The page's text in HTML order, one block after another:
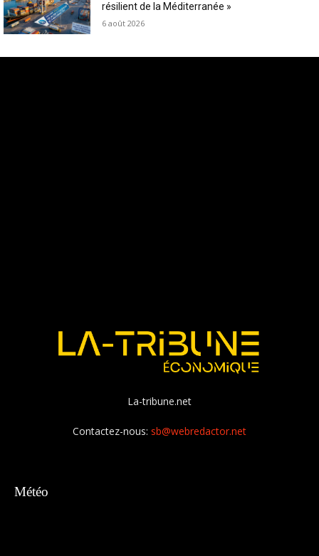
résilient de la Méditerranée »
6 août 2026
La-tribune.net
Contactez-nous: sb@webredactor.net
Météo